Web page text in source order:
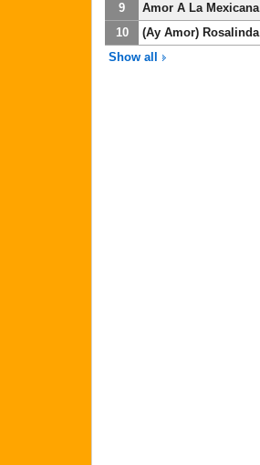
9
Amor A La Mexicana
10
(Ay Amor) Rosalinda
Show all